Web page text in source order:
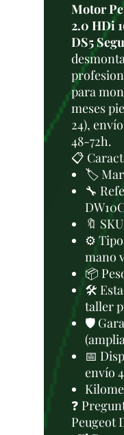
Motor
2.0 HDi
DS5
para
meses
24),
48-72h.
📋
🏷️
🔧
🔖
⚙️
mano
📦
🛠
taller
🛡️
📅
envío
❓
Peugeot